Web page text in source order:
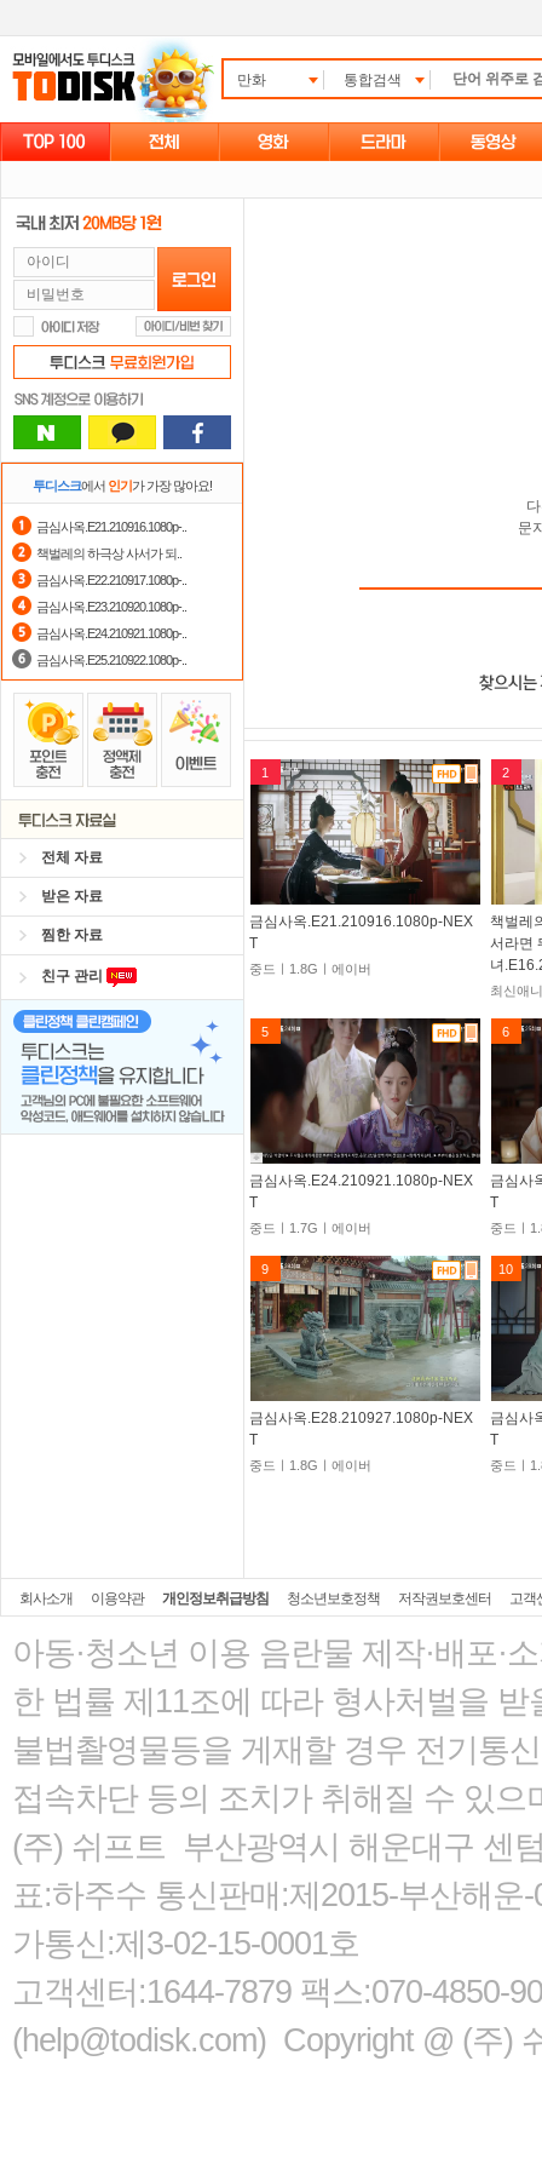
만화 통합검색
투디스크에서 인기가 가장 많아요!
금심사옥.E21.210916.1080p-..
책벌레의 하극상 사서가 되..
금심사옥.E22.210917.1080p-..
금심사옥.E23.210920.1080p-..
금심사옥.E24.210921.1080p-..
금심사옥.E25.210922.1080p-..
전체 자료
받은 자료
찜한 자료
친구 관리
문
1
금심사옥.E21.210916.1080p-NEX
T
중드ㅣ1.8Gㅣ에이버
2
책벌레
서라면
녀
최신애
5
금심사옥.E24.210921.1080p-NEX
T
중드ㅣ1.7Gㅣ에이버
6
금심사
T
중드ㅣ
9
금심사옥.E28.210927.1080p-NEX
T
중드ㅣ1.8Gㅣ에이버
10
금심사
T
중드ㅣ
회사소개 이용약관 개인정보취급방침 청소년보호정책 저작권보호센터 고객
아동·청소년 이용 음란물 제작·배포·
한 법률 제11조에 따라 형사처벌을 받
불법촬영물등을 게재할 경우 전기통
접속차단 등의 조치가 취해질 수 있으
(주) 쉬프트 부산광역시 해운대구 센
표:하주수 통신판매:제2015-부산해
가통신:제3-02-15-0001호
고객센터:1644-7879 팩스:070-4850-
(help@todisk.com) Copyright @ (주)